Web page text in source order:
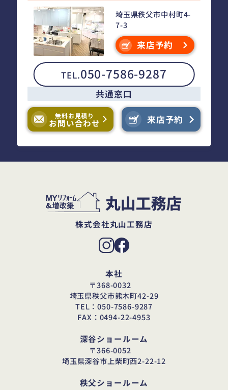
埼玉県秩父市中村町4-
7-3
来店予約
TEL.050-7586-9287
共通窓口
来店予約
無料お見積り
お問い合わせ
株式会社丸山工務店
本社
〒368-0032
埼玉県秩父市熊木町42-29
TEL：050-7586-9287
FAX：0494-22-4953
深谷ショールーム
〒366-0052
埼玉県深谷市上柴町西2-22-12
秩父ショールーム